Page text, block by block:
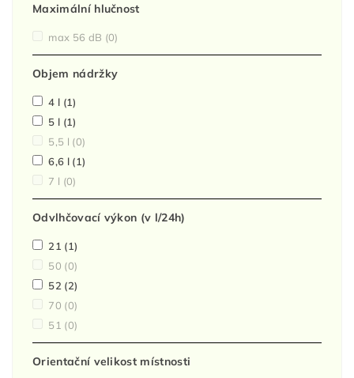
Maximální hlučnost
max 56 dB (0)
Objem nádržky
4 l (1)
5 l (1)
5,5 l (0)
6,6 l (1)
7 l (0)
Odvlhčovací výkon (v l/24h)
21 (1)
50 (0)
52 (2)
70 (0)
51 (0)
Orientační velikost místnosti